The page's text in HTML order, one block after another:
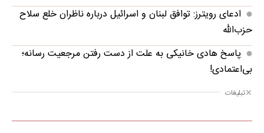
ادعای رویترز: توافق لبنان و اسرائیل درباره ناظران خلع سلاح
حزب‌الله
پاسخ هادی خانیکی به علت از دست رفتن مرجعیت رسانه؛
بی‌اعتمادی!
تبلیغات